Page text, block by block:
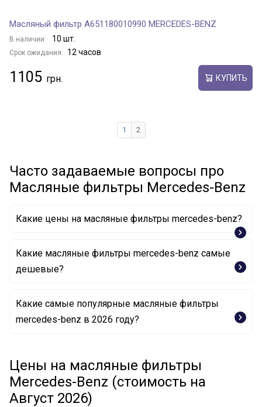
Масляный фильтр A651180010990 MERCEDES-BENZ
В наличии: 10 шт.
Срок ожидания: 12 часов
1105 КУПИТЬ
1 2
Часто задаваемые вопросы про
Масляные фильтры Mercedes-Benz
Какие цены на масляные фильтры mercedes-benz?
Какие масляные фильтры mercedes-benz самые
дешевые?
Масляный фильтр A160 184 0225 MERCEDES-BENZ
Масляный фильтр A 640 180 01 09 MERCEDES-BENZ
Какие самые популярные масляные фильтры
mercedes-benz в 2026 году?
Цены на масляные фильтры
Mercedes-Benz (стоимость на
Август 2026)